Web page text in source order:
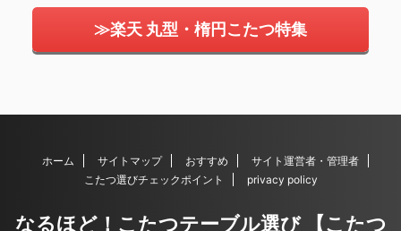
≫楽天 丸型・楕円こたつ特集
ホーム サイトマップ おすすめ
サイト運営者・管理者
こたつ選びチェックポイント
privacy policy
なるほど！こたつテーブル選び 【こたつ